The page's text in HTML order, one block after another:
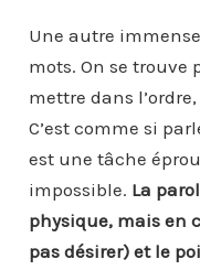
Une autre
mots. On se trouve
mettre dans
C’est comme si
est une tâche
impossible. La
physique, mais en
pas désirer) et le